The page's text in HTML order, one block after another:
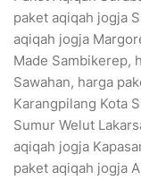
paket aqiqah jogja
aqiqah jogja
Made Sambikerep,
Sawahan, harga
Karangpilang Kota
Sumur Welut
aqiqah jogja
paket aqiqah jogja